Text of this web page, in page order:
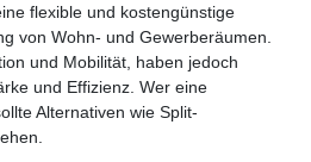
flexible und kostengünstige
von Wohn- und Gewerberäumen.
und Mobilität, haben jedoch
und Effizienz. Wer eine
Alternativen wie Split-